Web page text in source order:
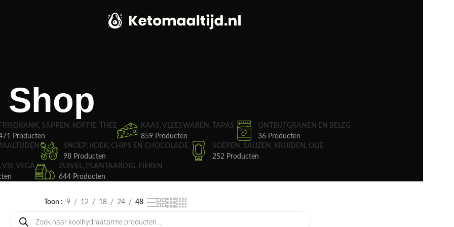
Shop
FRISDRANK, SAPPEN, KOFFIE, THEE
Producten
KAAS, VLEESWAREN, TAPAS
859 Producten
ONTBIJTGRANEN EN BELEG
36 Producten
SNOEP, KOEK, CHIPS EN CHOCOLADE
98 Producten
SOEPEN, SAUZEN, KRUIDEN, OLIE
252 Producten
VIS, VEGA
ZUIVEL, PLANTAARDIG, EIEREN
644 Producten
Toon 9 12 18 24 48